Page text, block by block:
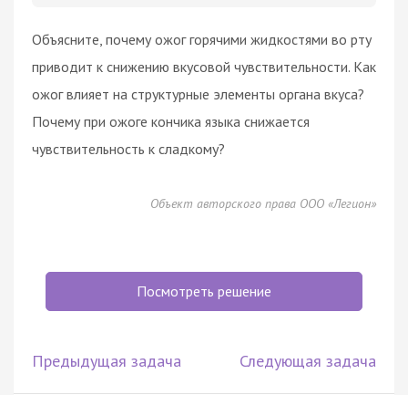
Объясните, почему ожог горячими жидкостями во рту
приводит к снижению вкусовой чувствительности. Как
ожог влияет на структурные элементы органа вкуса?
Почему при ожоге кончика языка снижается
чувствительность к сладкому?
Объект авторского права ООО «Легион»
Посмотреть решение
Предыдущая задача Следующая задача